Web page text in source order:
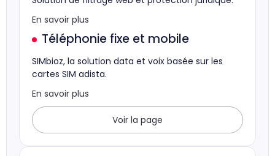
Voir la page
En savoir plus
Téléphonie fixe et mobile
SIMbioz, la solution data et voix basée sur les
cartes SIM adista.
En savoir plus